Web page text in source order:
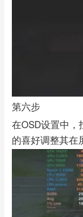
第六步
在OSD设置中，
的喜好调整其在